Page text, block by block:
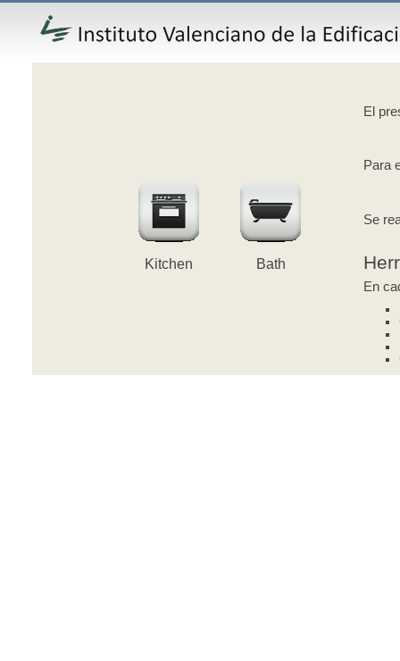
Kitchen Bath
El
Para
Se
En